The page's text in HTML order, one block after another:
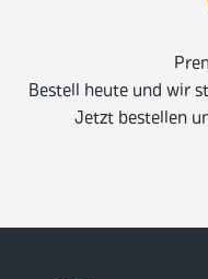
Bestell heute und wir
Jetzt bestellen